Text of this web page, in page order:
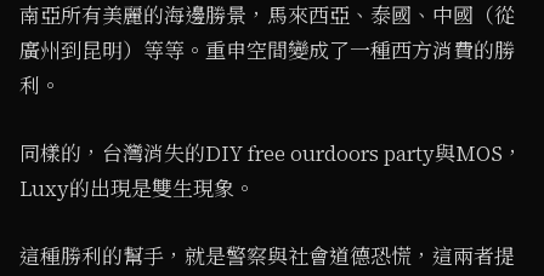
南亞所有美麗的海邊勝景，馬來西亞、泰國、中國（從
廣州到昆明）等等。重申空間變成了一種西方消費的勝
利。
同樣的，台灣消失的DIY free ourdoors party與MOS，
Luxy的出現是雙生現象。
這種勝利的幫手，就是警察與社會道德恐慌，這兩者提